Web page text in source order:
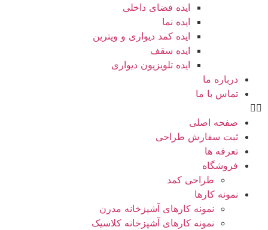
ایده فضای داخلی
ایده نما
ایده کمد دیواری و ویترین
ایده سقف
ایده تلویزیون دیواری
درباره ما
تماس با ما
صفحه اصلی
ثبت سفارش طراحی
تعرفه ها
فروشگاه
طراحی کمد
نمونه کارها
نمونه کارهای آشپزخانه مدرن
نمونه کارهای آشپزخانه کلاسیک